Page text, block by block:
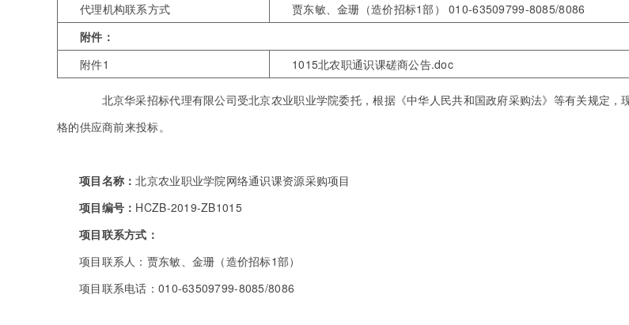
代理机构联系方式
贾东敏、金珊（造价招标1部） 010-63509799-8085/8086
附件：
附件1
1015北农职通识课磋商公告.doc
北京华采招标代理有限公司受北京农业职业学院委托，根据《中华人民共和国政府采购法》等有关规定，
格的供应商前来投标。
项目名称：北京农业职业学院网络通识课资源采购项目
项目编号： HCZB-2019-ZB1015
项目联系方式：
项目联系人：贾东敏、金珊（造价招标1部）
项目联系电话：010-63509799-8085/8086